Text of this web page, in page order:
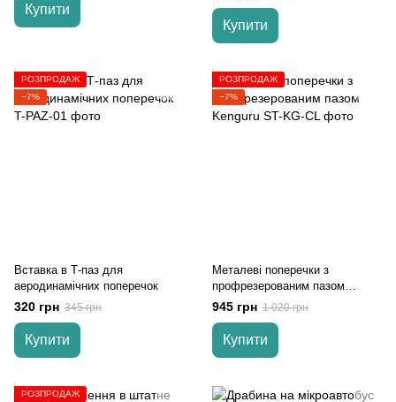
Купити
Купити
РОЗПРОДАЖ
−7%
Вставка в Т-паз для
аеродинамічних поперечок
320 грн 345 грн
Купити
РОЗПРОДАЖ
−7%
Металеві поперечки з
профрезерованим пазом
Kenguru
945 грн 1 020 грн
Купити
РОЗПРОДАЖ